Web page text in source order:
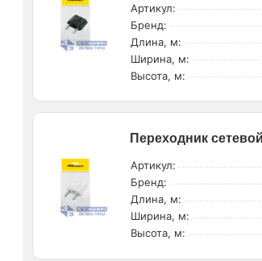
Артикул:
Бренд:
Длина, м:
Ширина, м:
Высота, м:
Переходник
Артикул:
Бренд:
Длина, м:
Ширина, м:
Высота, м: